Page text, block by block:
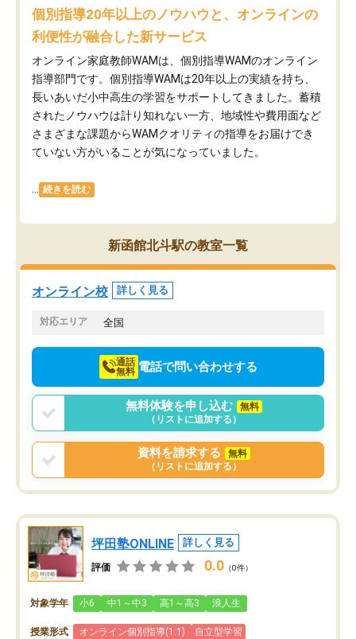
個別指導20年以上のノウハウと、オンラインの
利便性が融合した新サービス
オンライン家庭教師WAMは、個別指導WAMのオンライン
指導部門です。個別指導WAMは20年以上の実績を持ち、
長いあいだ小中高生の学習をサポートしてきました。蓄積
されたノウハウは計り知れない一方、地域性や費用面など
さまざまな課題からWAMクオリティの指導をお届けでき
ていない方がいることが気になっていました。
続きを読む
新函館北斗駅の教室一覧
オンライン校 詳しく見る
対応エリア 全国
通話
無料 電話で問い合わせする
無料体験を申し込む
無料
（リストに追加する）
資料を請求する
無料
（リストに追加する）
坪田塾ONLINE 詳しく見る
評価 0.0 （0件）
対象学年 小6 中1～中3 高1～高3 浪人生
授業形式 オンライン個別指導(1:1) 自立型学習